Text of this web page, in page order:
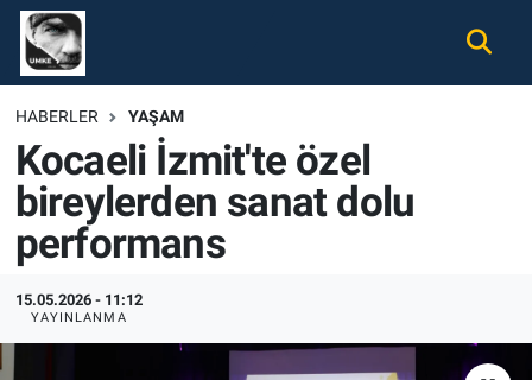
HABERLER YAŞAM
Kocaeli İzmit'te özel
bireylerden sanat dolu
performans
15.05.2026 - 11:12
YAYINLANMA
Gündem
Ekonomi
Spor
Nöbetçi Eczaneler
Hava Durumu
Namaz Vakitleri